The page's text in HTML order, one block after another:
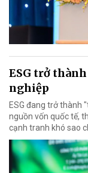
ESG trở
nghiệp
ESG đang trở thành
nguồn vốn quốc tế,
cạnh tranh khó sao